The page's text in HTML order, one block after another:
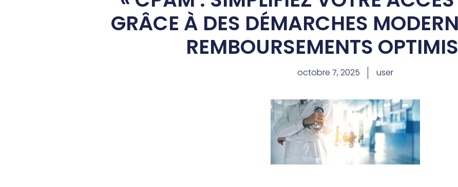
GRÂCE À DES DÉMARCHES
REMBOURSEMENTS
octobre 7, 2025 user